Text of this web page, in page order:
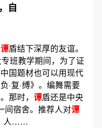
自
谭盾结下深厚的友谊。
班教学期间，为了证
国题材也可以用现代
·复·缚》。编舞需要
那时， 谭盾还是中央
间宿舍。推荐人对谭
人……